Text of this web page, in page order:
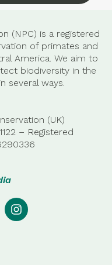
(NPC) is a registered
of primates and
America. We aim to
biodiversity in the
several ways.
(UK)
– Registered